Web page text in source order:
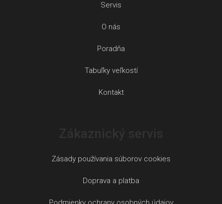
Servis
O nás
Poradňa
Tabuľky veľkostí
Kontakt
Zásady používania súborov cookies
Doprava a platba